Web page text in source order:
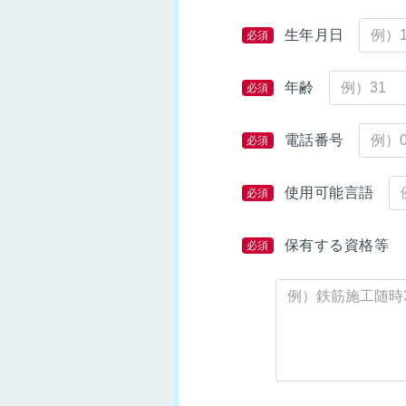
必須 生年月日
必須 年齢
必須 電話番号
必須 使用可能言語
必須 保有する資格等